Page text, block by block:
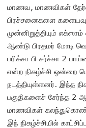
மாணவ, மாணவிகள்
பிரச்சனைகளை
முன்னிறுத்தியும்
ஆண்டு பிரதமர் மோடி
பரிக்சா பி சர்ச்சா 2
என்ற நிகழ்ச்சி ஒன்றை
நடத்தியுள்ளனர். இந்த
பகுதிகளைச் சேர்ந்த 2
மாணவிகள்
இந் நிகழ்ச்சியில்